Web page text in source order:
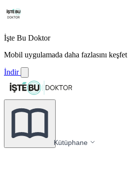
İşte Bu Doktor
Mobil uygulamada daha fazlasını keşfet
İndir
Kütüphane